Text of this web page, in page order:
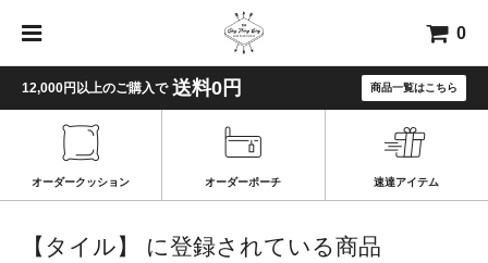
0
12,000円以上のご購入で 送料0円 商品一覧はこちら
オーダークッション オーダーポーチ 速達アイテム
【タイル】 に登録されている商品